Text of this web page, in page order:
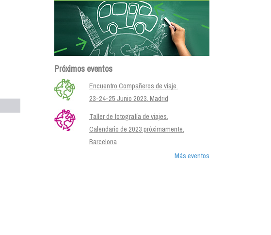
Próximos eventos
Encuentro Compañeros de viaje.
23-24-25 Junio 2023. Madrid
Taller de fotografía de viajes.
Calendario de 2023 próximamente.
Barcelona
Más eventos